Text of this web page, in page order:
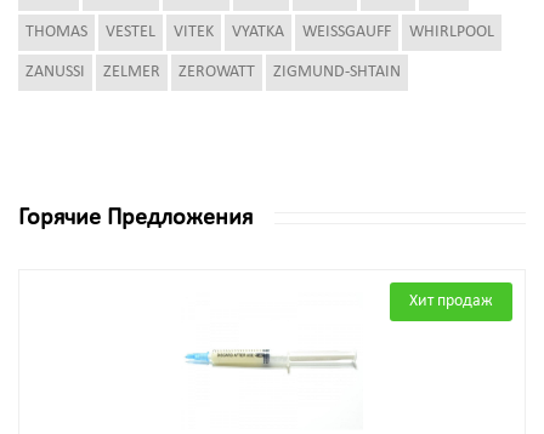
THOMAS VESTEL VITEK VYATKA WEISSGAUFF WHIRLPOOL
ZANUSSI ZELMER ZEROWATT ZIGMUND-SHTAIN
Горячие Предложения
Хит продаж